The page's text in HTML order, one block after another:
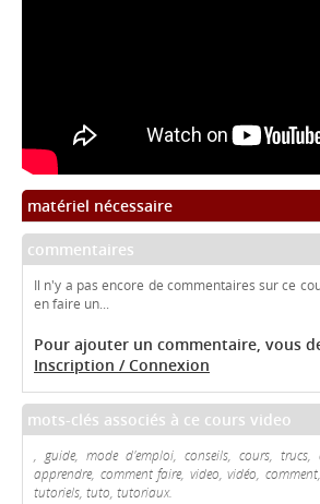
matériel nécessaire
commentaires
Il n'y a pas encore de commentaires sur ce
en faire un...
Pour ajouter un commentaire, vous
Inscription / Connexion
mots-clés associés à ce cours video
, guide, mode d'emploi, conseils, cours, trucs,
apprendre, comment faire, video, vidéo,
tutoriels, tuto, tutoriaux.